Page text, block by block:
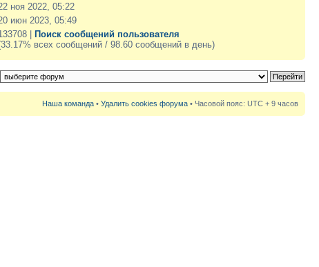
ноя 2022, 05:22
июн 2023, 05:49
| Поиск сообщений пользователя
всех сообщений / 98.60 сообщений в день)
Наша команда • Удалить cookies форума • Часовой пояс: UTC + 9 часов